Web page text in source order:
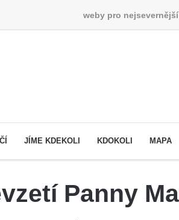
weby pro
JÍME KDEKOLI KDOKOLI MAPA
Panny